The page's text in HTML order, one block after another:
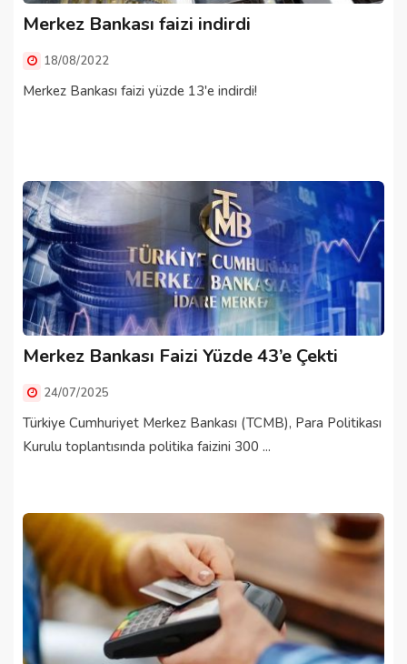
Merkez Bankası faizi indirdi
18/08/2022
Merkez Bankası faizi yüzde 13'e indirdi!
Merkez Bankası Faizi Yüzde 43’e Çekti
24/07/2025
Türkiye Cumhuriyet Merkez Bankası (TCMB), Para Politikası
Kurulu toplantısında politika faizini 300 ...